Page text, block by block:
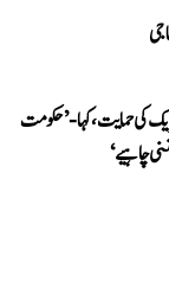
کی حمایت، کہا- ’حکومت
چاہیے‘